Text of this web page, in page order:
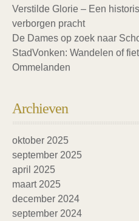
Verstilde Glorie – Een
verborgen pracht
De Dames op zoek naar
StadVonken: Wandelen of
Ommelanden
Archieven
oktober 2025
september 2025
april 2025
maart 2025
december 2024
september 2024